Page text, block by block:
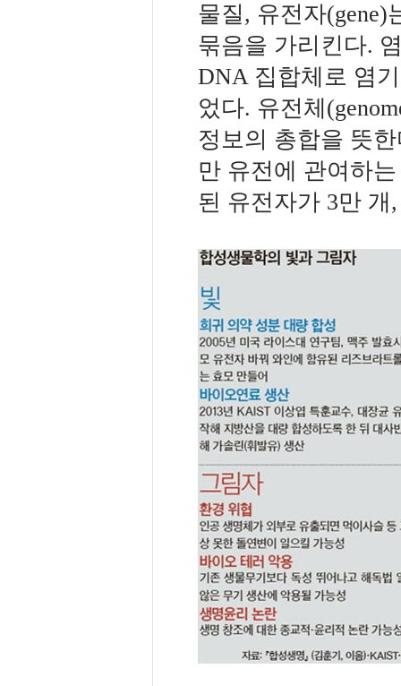
물질, 유전자
묶음을 가리킨다.
DNA 집합체로 염
었다. 유전체
정보의 총합을 뜻
만 유전에 관여하
된 유전자가 3만